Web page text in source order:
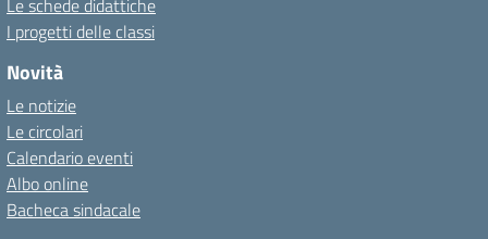
Le schede didattiche
I progetti delle classi
Novità
Le notizie
Le circolari
Calendario eventi
Albo online
Bacheca sindacale